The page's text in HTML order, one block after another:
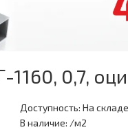
0,7,
Доступность: На складе
В наличие: /м2